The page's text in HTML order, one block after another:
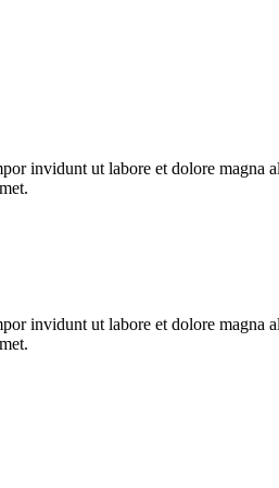
invidunt ut labore et dolore magna
invidunt ut labore et dolore magna